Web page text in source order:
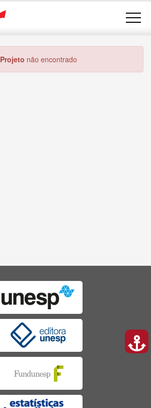
Projeto não encontrado